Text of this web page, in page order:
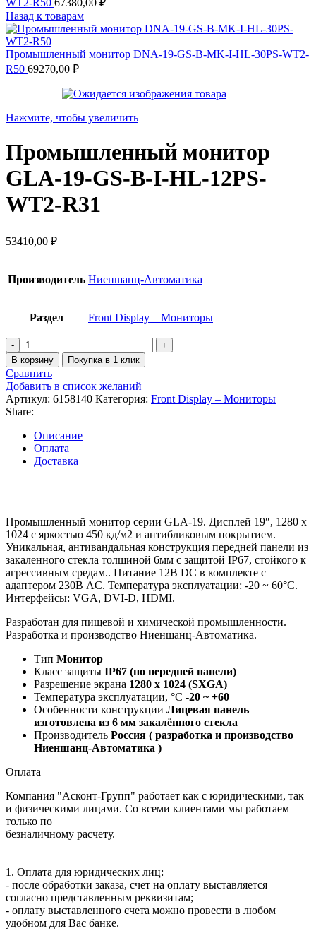
Назад к товарам
Промышленный монитор DNA-19-GS-B-MK-I-HL-30PS-WT2-
R50 69270,00 ₽
Нажмите, чтобы увеличить
Промышленный монитор
GLA-19-GS-B-I-HL-12PS-
WT2-R31
53410,00 ₽
Производитель Ниеншанц-Автоматика
Раздел Front Display – Мониторы
Количество
товара
Промышленный
монитор
GLA-
19-
GS-
B-
I-
HL-
12PS-
В корзину Покупка в 1 клик
Сравнить
Добавить в список желаний
Артикул: 6158140 Категория: Front Display – Мониторы
Share:
Описание
Оплата
Доставка
Промышленный монитор серии GLA-19. Дисплей 19″, 1280 х
1024 с яркостью 450 кд/м2 и антибликовым покрытием.
Уникальная, антивандальная конструкция передней панели из
закаленного стекла толщиной 6мм c защитой IP67, стойкого к
агрессивным средам.. Питание 12В DC в комплекте с
адаптером 230В AC. Температура эксплуатации: -20 ~ 60°C.
Интерфейсы: VGA, DVI-D, HDMI.
Разработан для пищевой и химической промышленности.
Разработка и производство Ниеншанц-Автоматика.
Тип Монитор
Класс защиты IP67 (по передней панели)
Разрешение экрана 1280 x 1024 (SXGA)
Температура эксплуатации, °C -20 ~ +60
Особенности конструкции Лицевая панель
изготовлена из 6 мм закалённого стекла
Производитель Россия ( разработка и производство
Ниеншанц-Автоматика )
Оплата
Компания "Асконт-Групп" работает как с юридическими, так
и физическими лицами. Со всеми клиентами мы работаем
только по
безналичному расчету.
1. Оплата для юридических лиц:
- после обработки заказа, счет на оплату выставляется
согласно представленным реквизитам;
- оплату выставленного счета можно провести в любом
удобном для Вас банке.